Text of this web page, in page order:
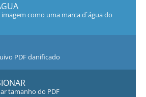
como uma marca d`água do
PDF danificado
tamanho do PDF